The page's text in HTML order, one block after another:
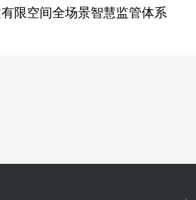
限空间全场景智慧监管体系